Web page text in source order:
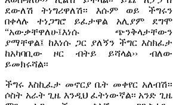
ደውለሽ ትነግሪዋለሽ፡፡ እሱም ወይ ችግሩን
በቀላሉ ተነጋግሮ ይፈታዋል አሊያም ደግሞ
“አውቃቸዋለሁ፤እነሱ ጭንቅላታቸውን
ያማቸዋል፤ ከእነሱ ጋር ያለኝን ችግር እስክፈታ
ከአካባቢው ዞር ብትይ ይሻላል›› ብለው
ይመክሩሻል፡፡
ችግሩ እስኪፈታ መኖርያ ቤት መቀየር አለብሽ፡፡
ሶስት አራት ጊዜ እንዲህ ፈትነውኛል፡፡ አንድ ጊዜ